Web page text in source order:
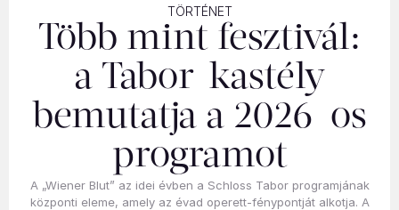
TÖRTÉNET
Több mint fesztivál:
a Tabor-kastély
bemutatja a 2026-os
programot
A „Wiener Blut” az idei évben a Schloss Tabor programjának
központi eleme, amely az évad operett-fénypontját alkotja. A